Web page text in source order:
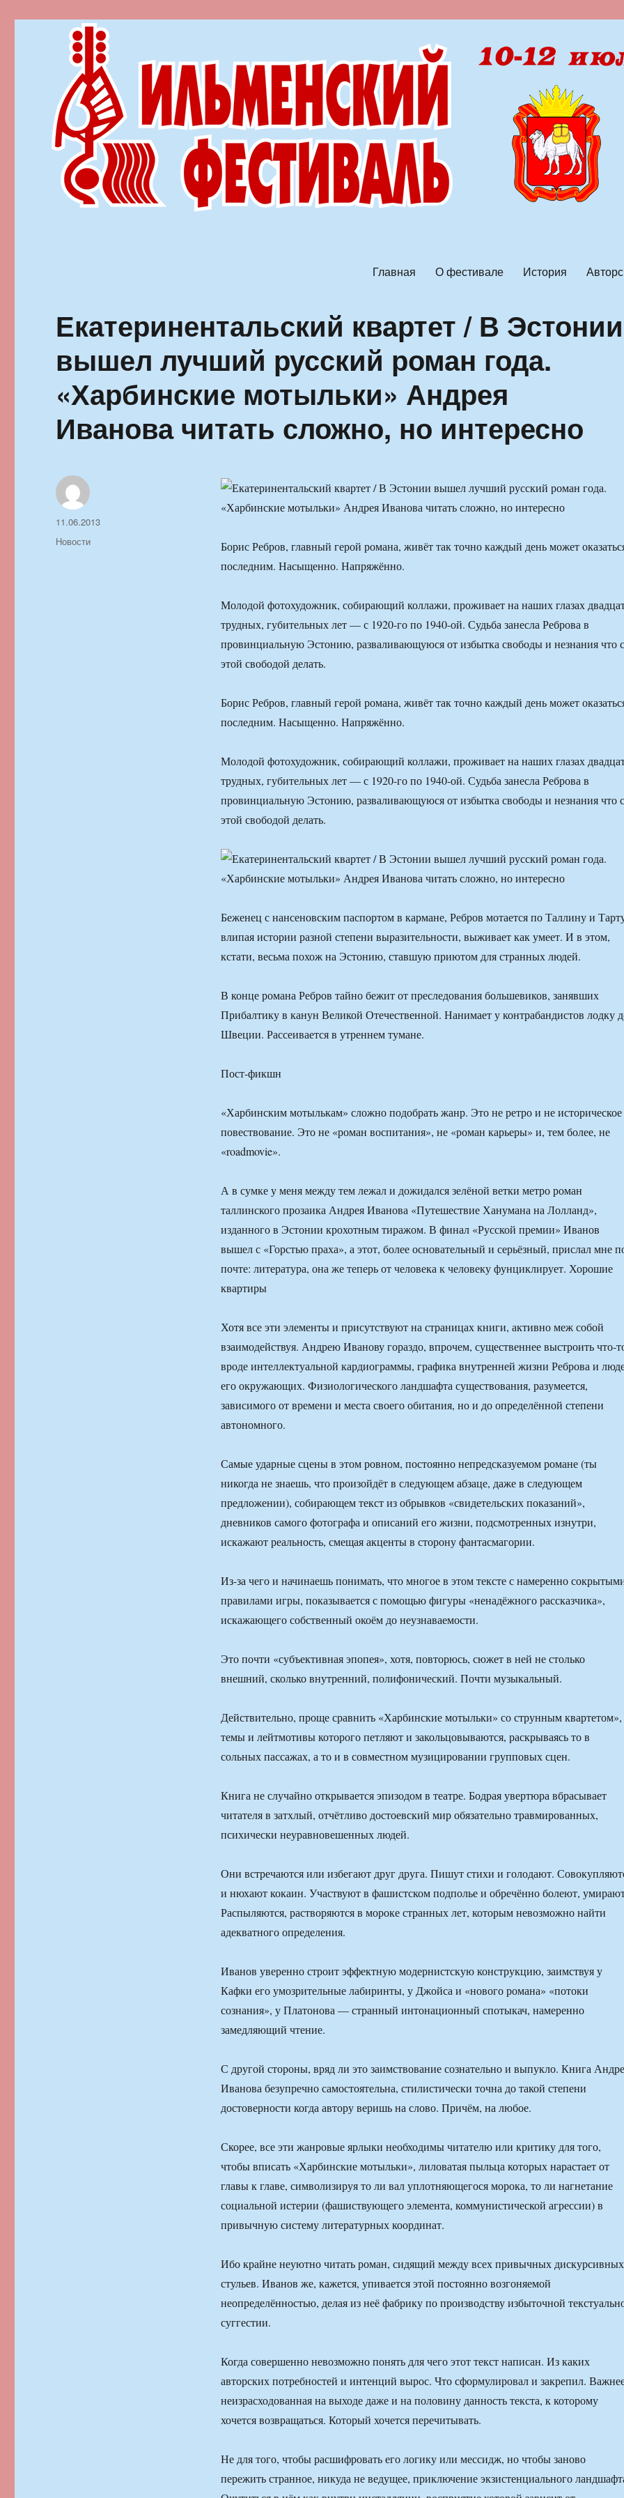
Главная О фестивале История
Екатеринентальский квартет / В Эстонии
вышел лучший русский роман года.
«Харбинские мотыльки» Андрея
Иванова читать сложно, но интересно
Борис Ребров, главный герой романа, живёт так точно каждый день может
последним. Насыщенно. Напряжённо.
Молодой фотохудожник, собирающий коллажи, проживает на наших глазах
трудных, губительных лет — с 1920-го по 1940-ой. Судьба занесла Реброва в
провинциальную Эстонию, разваливающуюся от избытка свободы и незнания что с
этой свободой делать.
Борис Ребров, главный герой романа, живёт так точно каждый день может
последним. Насыщенно. Напряжённо.
Молодой фотохудожник, собирающий коллажи, проживает на наших глазах
трудных, губительных лет — с 1920-го по 1940-ой. Судьба занесла Реброва в
провинциальную Эстонию, разваливающуюся от избытка свободы и незнания что с
этой свободой делать.
Беженец с нансеновским паспортом в кармане, Ребров мотается по Таллину и
влипая истории разной степени выразительности, выживает как умеет. И в этом,
кстати, весьма похож на Эстонию, ставшую приютом для странных людей.
В конце романа Ребров тайно бежит от преследования большевиков, занявших
Прибалтику в канун Великой Отечественной. Нанимает у контрабандистов лодку
Швеции. Рассеивается в утреннем тумане.
Пост-фикшн
«Харбинским мотылькам» сложно подобрать жанр. Это не ретро и не историческое
повествование. Это не «роман воспитания», не «роман карьеры» и, тем более, не
«roadmovie».
А в сумке у меня между тем лежал и дожидался зелёной ветки метро роман
таллинского прозаика Андрея Иванова «Путешествие Ханумана на Лолланд»,
изданного в Эстонии крохотным тиражом. В финал «Русской премии» Иванов
вышел с «Горстью праха», а этот, более основательный и серьёзный, прислал мне
почте: литература, она же теперь от человека к человеку фунциклирует. Хорошие
квартиры
Хотя все эти элементы и присутствуют на страницах книги, активно меж собой
взаимодействуя. Андрею Иванову гораздо, впрочем, существеннее выстроить что-
вроде интеллектуальной кардиограммы, графика внутренней жизни Реброва и
его окружающих. Физиологического ландшафта существования, разумеется,
зависимого от времени и места своего обитания, но и до определённой степени
автономного.
Самые ударные сцены в этом ровном, постоянно непредсказуемом романе (ты
никогда не знаешь, что произойдёт в следующем абзаце, даже в следующем
предложении), собирающем текст из обрывков «свидетельских показаний»,
дневников самого фотографа и описаний его жизни, подсмотренных изнутри,
искажают реальность, смещая акценты в сторону фантасмагории.
Из-за чего и начинаешь понимать, что многое в этом тексте с намеренно
правилами игры, показывается с помощью фигуры «ненадёжного рассказчика»,
искажающего собственный окоём до неузнаваемости.
Это почти «субъективная эпопея», хотя, повторюсь, сюжет в ней не столько
внешний, сколько внутренний, полифонический. Почти музыкальный.
Действительно, проще сравнить «Харбинские мотыльки» со струнным квартетом»,
темы и лейтмотивы которого петляют и закольцовываются, раскрываясь то в
сольных пассажах, а то и в совместном музицировании групповых сцен.
Книга не случайно открывается эпизодом в театре. Бодрая увертюра вбрасывает
читателя в затхлый, отчётливо достоевский мир обязательно травмированных,
психически неуравновешенных людей.
Они встречаются или избегают друг друга. Пишут стихи и голодают.
и нюхают кокаин. Участвуют в фашистском подполье и обречённо болеют,
Распыляются, растворяются в мороке странных лет, которым невозможно найти
адекватного определения.
Иванов уверенно строит эффектную модернистскую конструкцию, заимствуя у
Кафки его умозрительные лабиринты, у Джойса и «нового романа» «потоки
сознания», у Платонова — странный интонационный спотыкач, намеренно
замедляющий чтение.
С другой стороны, вряд ли это заимствование сознательно и выпукло. Книга
Иванова безупречно самостоятельна, стилистически точна до такой степени
достоверности когда автору веришь на слово. Причём, на любое.
Скорее, все эти жанровые ярлыки необходимы читателю или критику для того,
чтобы вписать «Харбинские мотыльки», лиловатая пыльца которых нарастает от
главы к главе, символизируя то ли вал уплотняющегося морока, то ли нагнетание
социальной истерии (фашиствующего элемента, коммунистической агрессии) в
привычную систему литературных координат.
Ибо крайне неуютно читать роман, сидящий между всех привычных дискурсивных
стульев. Иванов же, кажется, упивается этой постоянно возгоняемой
неопределённостью, делая из неё фабрику по производству избыточной
суггестии.
Когда совершенно невозможно понять для чего этот текст написан. Из каких
авторских потребностей и интенций вырос. Что сформулировал и закрепил.
неизрасходованная на выходе даже и на половину данность текста, к которому
хочется возвращаться. Который хочется перечитывать.
Не для того, чтобы расшифровать его логику или мессидж, но чтобы заново
пережить странное, никуда не ведущее, приключение экзистенциального
Автор
Опубликовано
11.06.2013
Рубрики
Новости